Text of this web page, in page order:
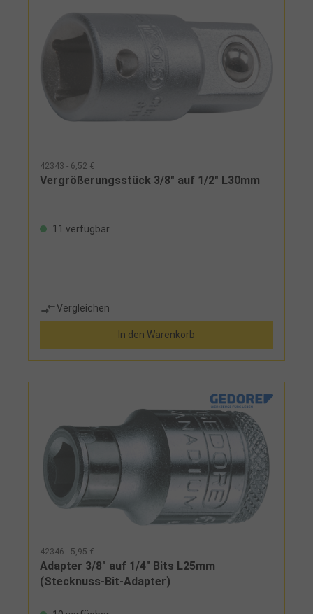
42343 - 6,52 €
Vergrößerungsstück 3/8" auf 1/2" L30mm
11 verfügbar
Vergleichen
In den Warenkorb
42346 - 5,95 €
Adapter 3/8" auf 1/4" Bits L25mm
(Stecknuss-Bit-Adapter)